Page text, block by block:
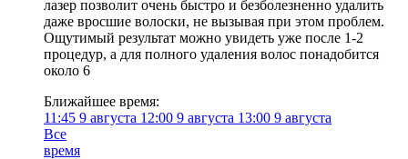
лазер позволит очень быстро и безболезненно удалить
даже вросшие волоски, не вызывая при этом проблем.
Ощутимый результат можно увидеть уже после 1-2
процедур, а для полного удаления волос понадобится
около 6
Ближайшее время:
11:45 9 августа 12:00 9 августа 13:00 9 августа
Все
время